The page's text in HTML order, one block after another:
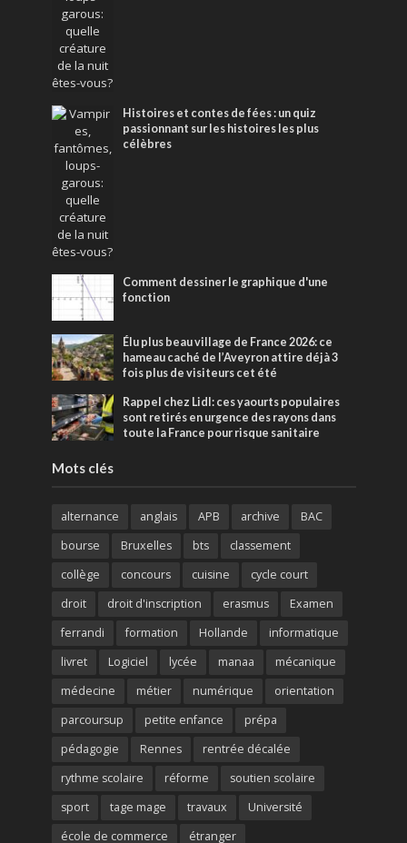
Histoires et contes de fées : un quiz
passionnant sur les histoires les plus
célèbres
Comment dessiner le graphique d'une
fonction
Élu plus beau village de France 2026: ce
hameau caché de l’Aveyron attire déjà 3
fois plus de visiteurs cet été
Rappel chez Lidl: ces yaourts populaires
sont retirés en urgence des rayons dans
toute la France pour risque sanitaire
Mots clés
alternance anglais APB archive
BAC
bourse
Bruxelles bts
classement
collège
concours cuisine
cycle court
droit
droit d'inscription erasmus
Examen
ferrandi
formation Hollande
informatique
livret
Logiciel lycée manaa
mécanique
médecine
métier numérique
orientation
parcoursup
petite enfance
prépa
pédagogie
Rennes
rentrée décalée
rythme scolaire
réforme
soutien scolaire
sport
tage mage travaux
Université
école de commerce
étranger